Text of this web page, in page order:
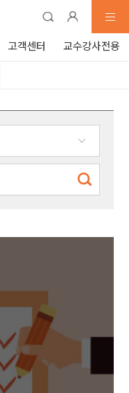
고객센터 교수강사전용